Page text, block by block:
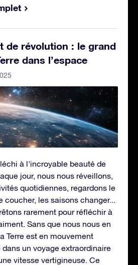
de révolution : le grand
dans l’espace
à l'incroyable beauté de
jour, nous nous réveillons,
quotidiennes, regardons le
coucher, les saisons changer...
rarement pour réfléchir à
Sans que nous nous en
Terre est en mouvement
un voyage extraordinaire
vitesse vertigineuse. Ce